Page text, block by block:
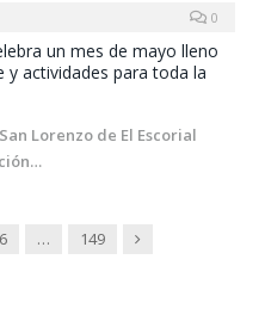
0
un mes de mayo lleno
actividades para toda la
Lorenzo de El Escorial
6 … 149 Next